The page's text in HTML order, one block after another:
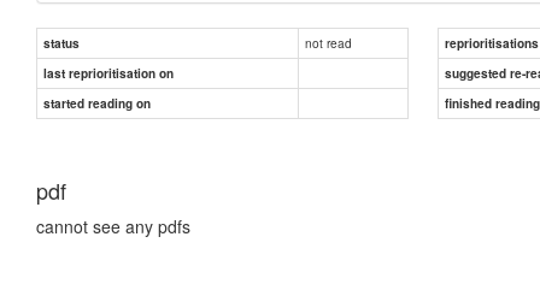
status not read
reprioritisations
last reprioritisation on
suggested re-
started reading on
finished
pdf
cannot see any pdfs